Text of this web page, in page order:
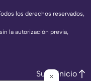
los derechos reservados,
la autorización previa,
Subir inicio